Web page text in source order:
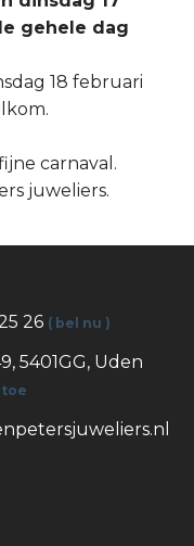
gehele dag
18 februari
carnaval.
juweliers.
26 ( bel nu )
5401GG, Uden